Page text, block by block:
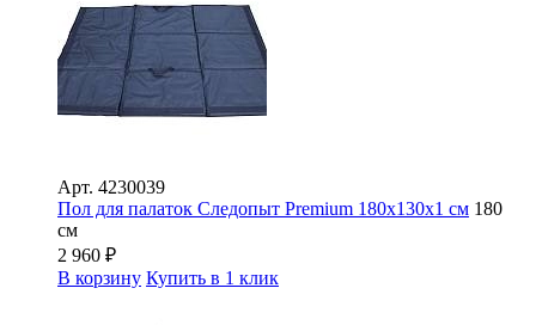
Арт. 4230039
Пол для палаток Следопыт Premium 180х130х1 см 180
см
2 960 ₽
В корзину Купить в 1 клик